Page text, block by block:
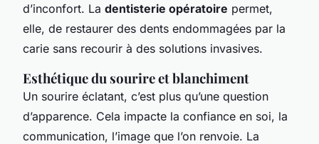
d’inconfort. La dentisterie opératoire permet,
elle, de restaurer des dents endommagées par la
carie sans recourir à des solutions invasives.
Esthétique du sourire et blanchiment
Un sourire éclatant, c’est plus qu’une question
d’apparence. Cela impacte la confiance en soi, la
communication, l’image que l’on renvoie. La